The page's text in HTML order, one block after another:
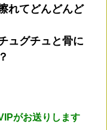
れてどんどんど
ュグチュと骨に
がお送りします